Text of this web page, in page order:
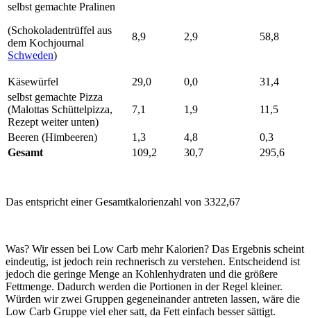
selbst gemachte Pralinen
(Schokoladentrüffel aus
dem Kochjournal
Schweden)
8,9 2,9 58,8
Käsewürfel 29,0 0,0
31,4
selbst gemachte Pizza
(Malottas Schüttelpizza,
Rezept weiter unten)
7,1 1,9 11,5
Beeren (Himbeeren) 1,3 4,8
0,3
Gesamt
109,2 30,7 295,6
Das entspricht einer Gesamtkalorienzahl von 3322,67
Was? Wir essen bei Low Carb mehr Kalorien? Das Ergebnis scheint
eindeutig, ist jedoch rein rechnerisch zu verstehen. Entscheidend ist
jedoch die geringe Menge an Kohlenhydraten und die größere
Fettmenge. Dadurch werden die Portionen in der Regel kleiner.
Würden wir zwei Gruppen gegeneinander antreten lassen, wäre die
Low Carb Gruppe viel eher satt, da Fett einfach besser sättigt.